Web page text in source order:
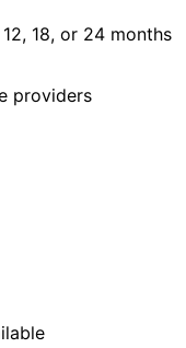
18, or 24 months
providers